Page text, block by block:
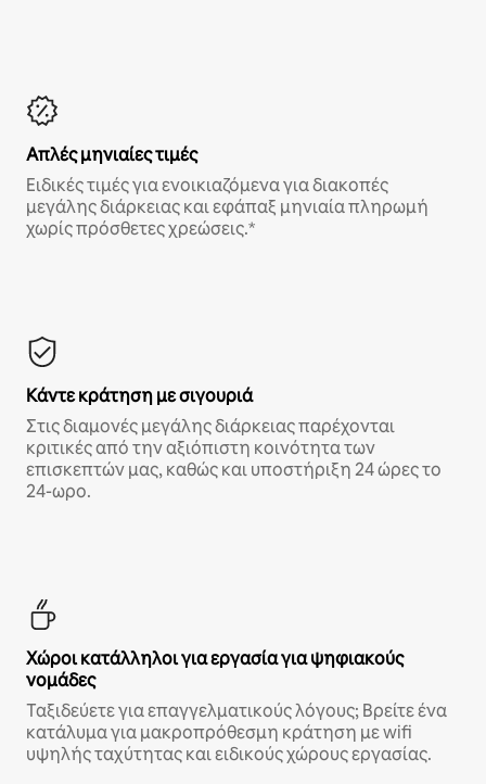
Απλές μηνιαίες τιμές
Ειδικές τιμές για ενοικιαζόμενα για διακοπές
μεγάλης διάρκειας και εφάπαξ μηνιαία πληρωμή
χωρίς πρόσθετες χρεώσεις.*
Κάντε κράτηση με σιγουριά
Στις διαμονές μεγάλης διάρκειας παρέχονται
κριτικές από την αξιόπιστη κοινότητα των
επισκεπτών μας, καθώς και υποστήριξη 24 ώρες το
24-ωρο.
Χώροι κατάλληλοι για εργασία για ψηφιακούς
νομάδες
Ταξιδεύετε για επαγγελματικούς λόγους; Βρείτε ένα
κατάλυμα για μακροπρόθεσμη κράτηση με wifi
υψηλής ταχύτητας και ειδικούς χώρους εργασίας.